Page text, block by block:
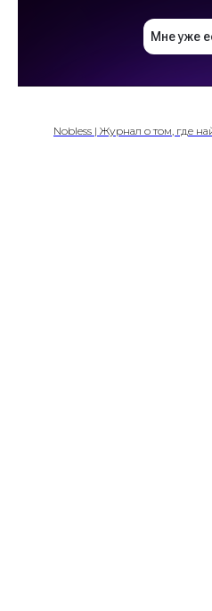
Nobless | Журнал о том, где